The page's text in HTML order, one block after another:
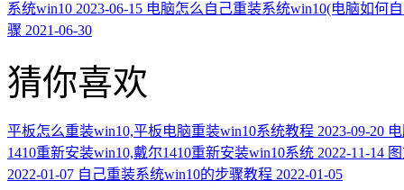
系统win10 2023-06-15 电脑怎么自己重装系统win10(电脑如何
骤 2021-06-30
猜你喜欢
平板怎么重装win10,平板电脑重装win10系统教程 2023-09-20
1410重新安装win10,戴尔1410重新安装win10系统 2022-11-14
2022-01-07 自己重装系统win10的步骤教程 2022-01-05